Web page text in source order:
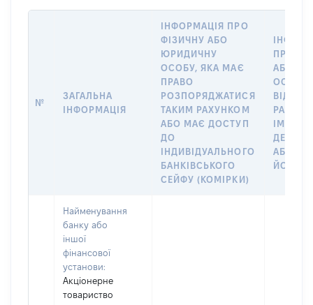
№
ЗАГАЛЬНА
ІНФОРМАЦІЯ
ІНФОРМАЦІЯ ПРО
ФІЗИЧНУ АБО
ЮРИДИЧНУ
ОСОБУ, ЯКА МАЄ
ПРАВО
РОЗПОРЯДЖАТИСЯ
ТАКИМ РАХУНКОМ
АБО МАЄ ДОСТУП
ДО
ІНДИВІДУАЛЬНОГО
БАНКІВСЬКОГО
СЕЙФУ (КОМІРКИ)
ПРО
АБО
ОСОБУ,
ІМ’Я
АБО
ЙОГО
Найменування
банку або
іншої
фінансової
установи:
Акціонерне
товариство